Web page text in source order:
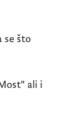
se što
ali i